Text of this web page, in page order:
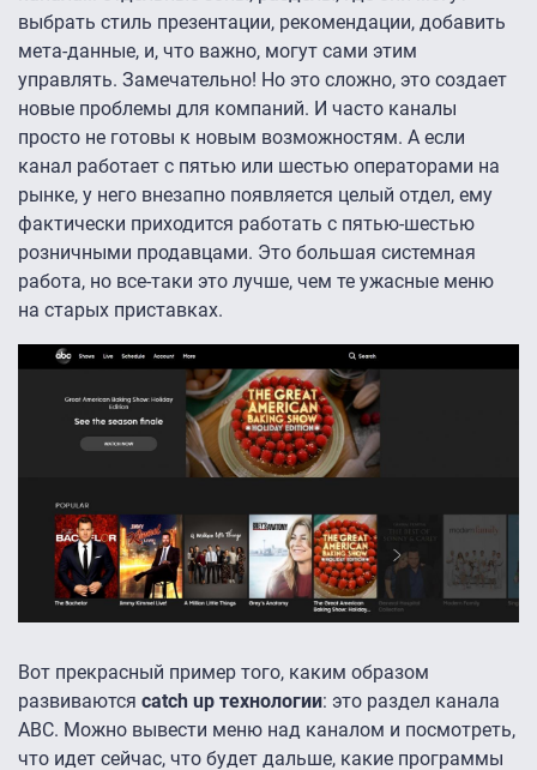
выбрать стиль презентации, рекомендации, добавить
мета-данные, и, что важно, могут сами этим
управлять. Замечательно! Но это сложно, это создает
новые проблемы для компаний. И часто каналы
просто не готовы к новым возможностям. А если
канал работает с пятью или шестью операторами на
рынке, у него внезапно появляется целый отдел, ему
фактически приходится работать с пятью-шестью
розничными продавцами. Это большая системная
работа, но все-таки это лучше, чем те ужасные меню
на старых приставках.
Вот прекрасный пример того, каким образом
развиваются catch up технологии: это раздел канала
ABC. Можно вывести меню над каналом и посмотреть,
что идет сейчас, что будет дальше, какие программы